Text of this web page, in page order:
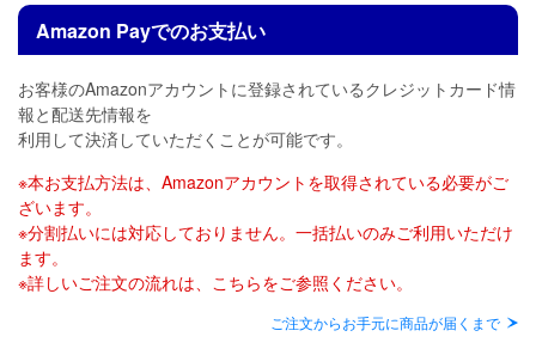
Amazon Payでのお支払い
お客様のAmazonアカウントに登録されているクレジットカード情
報と配送先情報を
利用して決済していただくことが可能です。
※本お支払方法は、Amazonアカウントを取得されている必要がご
ざいます。
※分割払いには対応しておりません。一括払いのみご利用いただけ
ます。
※詳しいご注文の流れは、こちらをご参照ください。
ご注文からお手元に商品が届くまで